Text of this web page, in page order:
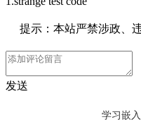
提示：本站严禁涉政、
发送
学习嵌